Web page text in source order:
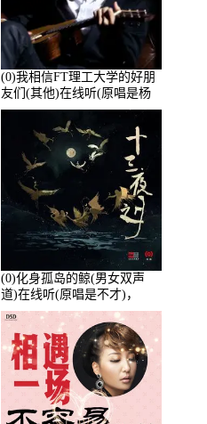
(0)我相信FT理工大学的好朋
友们(其他)在线听(原唱是杨
培安)，老乔演唱点播:23714
(0)化身孤岛的鲸(男女双声
道)在线听(原唱是不才)，
HGBai演唱点播:19428次